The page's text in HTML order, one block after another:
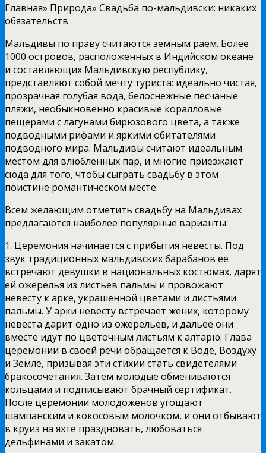
Главная» Природа» Свадьба по-мальдивски: никаких
обязательств
Мальдивы по праву считаются земным раем. Более
1000 островов, расположенных в Индийском океане
и составляющих Мальдивскую республику,
представляют собой мечту туриста: идеально чистая,
прозрачная голубая вода, белоснежные песчаные
пляжи, необыкновенно красивые коралловые
пещерами с лагунами бирюзового цвета, а также
подводными рифами и яркими обитателями
подводного мира. Мальдивы считают идеальным
местом для влюбленных пар, и многие приезжают
сюда для того, чтобы сыграть свадьбу в этом
поистине романтическом месте.
Всем желающим отметить свадьбу на Мальдивах
предлагаются наиболее популярные варианты:
1. Церемония начинается с прибытия невесты. Под
звук традиционных мальдивских барабанов ее
встречают девушки в национальных костюмах, дарят
ей ожерелья из листьев пальмы и провожают
невесту к арке, украшенной цветами и листьями
пальмы. У арки невесту встречает жених, которому
невеста дарит одно из ожерельев, и дальее они
вместе идут по цветочным листьям к алтарю. Глава
церемонии в своей речи обращается к Воде, Воздуху
и Земле, призывая эти стихии стать свидетелями
бракосочетания. Затем молодые обмениваются
кольцами и подписывают брачный сертификат.
После церемонии молодоженов угощают
шампанским и кокосовым молочком, и они отбывают
в круиз на яхте праздновать, любоваться
дельфинами и закатом.